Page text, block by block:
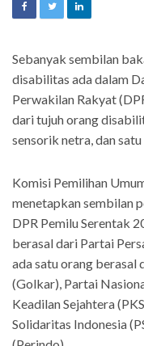
Sebanyak sembilan
disabilitas ada dalam
Perwakilan Rakyat
dari tujuh orang
sensorik netra, dan
Komisi Pemilihan
menetapkan sembilan
DPR Pemilu Serentak
berasal dari Partai
ada satu orang berasal
(Golkar), Partai
Keadilan Sejahtera
Solidaritas Indonesia